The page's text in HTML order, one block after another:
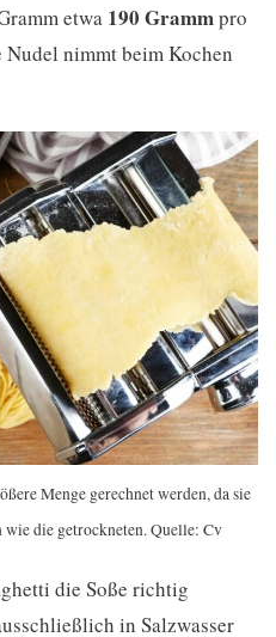
etwa 190 Grammpro
nimmt beim Kochen
Menge gerechnet werden, da sie
wie die getrockneten. Quelle: Cv
die Soße richtig
in Salzwasser